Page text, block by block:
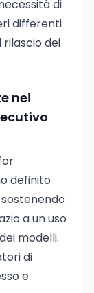
di
differenti
dei
nei
definito
a un uso
modelli.
di
e